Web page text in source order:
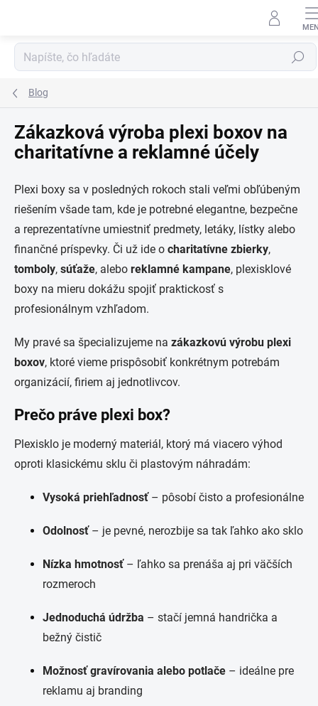
Hľadať
Blog
Zákazková výroba plexi boxov na
charitatívne a reklamné účely
Plexi boxy sa v posledných rokoch stali veľmi obľúbeným
riešením všade tam, kde je potrebné elegantne, bezpečne
a reprezentatívne umiestniť predmety, letáky, lístky alebo
finančné príspevky. Či už ide o charitatívne zbierky,
tomboly, súťaže, alebo reklamné kampane, plexisklové
boxy na mieru dokážu spojiť praktickosť s
profesionálnym vzhľadom.
My pravé sa špecializujeme na zákazkovú výrobu plexi
boxov, ktoré vieme prispôsobiť konkrétnym potrebám
organizácií, firiem aj jednotlivcov.
Prečo práve plexi box?
Plexisklo je moderný materiál, ktorý má viacero výhod
oproti klasickému sklu či plastovým náhradám:
Vysoká priehľadnosť– pôsobí čisto a profesionálne
Odolnosť– je pevné, nerozbije sa tak ľahko ako sklo
Nízka hmotnosť– ľahko sa prenáša aj pri väčších
rozmeroch
Jednoduchá údržba – stačí jemná handrička a
bežný čistič
Možnosť gravírovania alebo potlače – ideálne pre
reklamu aj branding